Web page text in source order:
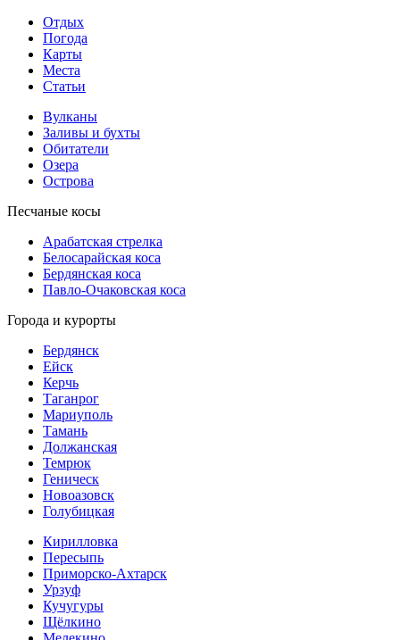
Отдых
Погода
Карты
Места
Статьи
Вулканы
Заливы и бухты
Обитатели
Озера
Острова
Песчаные косы
Арабатская стрелка
Белосарайская коса
Бердянская коса
Павло-Очаковская коса
Города и курорты
Бердянск
Ейск
Керчь
Таганрог
Мариуполь
Тамань
Должанская
Темрюк
Геническ
Новоазовск
Голубицкая
Кирилловка
Пересыпь
Приморско-Ахтарск
Урзуф
Кучугуры
Щёлкино